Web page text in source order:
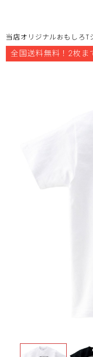
当店オリジナルおもしろT
全国送料無料！2枚